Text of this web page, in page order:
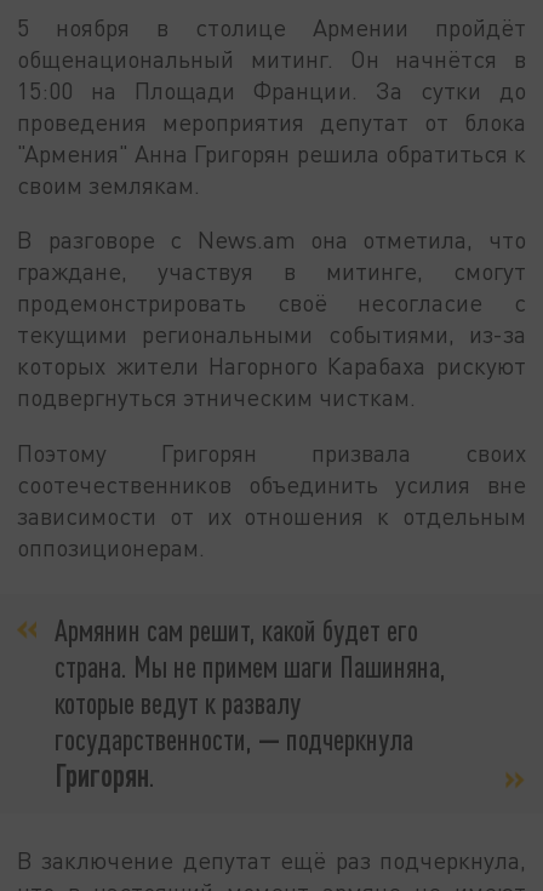
5 ноября в столице Армении пройдёт
общенациональный митинг. Он начнётся в
15:00 на Площади Франции. За сутки до
проведения мероприятия депутат от блока
"Армения" Анна Григорян решила обратиться к
своим землякам.
В разговоре с News.am она отметила, что
граждане, участвуя в митинге, смогут
продемонстрировать своё несогласие с
текущими региональными событиями, из-за
которых жители Нагорного Карабаха рискуют
подвергнуться этническим чисткам.
Поэтому Григорян призвала своих
соотечественников объединить усилия вне
зависимости от их отношения к отдельным
оппозиционерам.
Армянин сам решит, какой будет его
страна. Мы не примем шаги Пашиняна,
которые ведут к развалу
государственности, — подчеркнула
Григорян
В заключение депутат ещё раз подчеркнула,